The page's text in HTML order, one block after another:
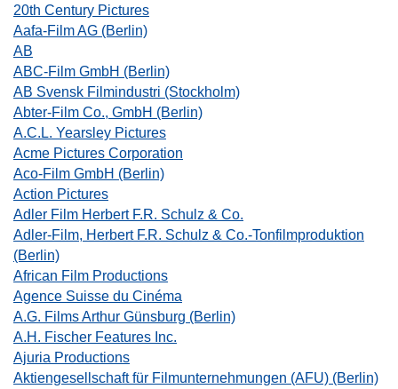
20th Century Pictures
Aafa-Film AG (Berlin)
AB
ABC-Film GmbH (Berlin)
AB Svensk Filmindustri (Stockholm)
Abter-Film Co., GmbH (Berlin)
A.C.L. Yearsley Pictures
Acme Pictures Corporation
Aco-Film GmbH (Berlin)
Action Pictures
Adler Film Herbert F.R. Schulz & Co.
Adler-Film, Herbert F.R. Schulz & Co.-Tonfilmproduktion
(Berlin)
African Film Productions
Agence Suisse du Cinéma
A.G. Films Arthur Günsburg (Berlin)
A.H. Fischer Features Inc.
Ajuria Productions
Aktiengesellschaft für Filmunternehmungen (AFU) (Berlin)